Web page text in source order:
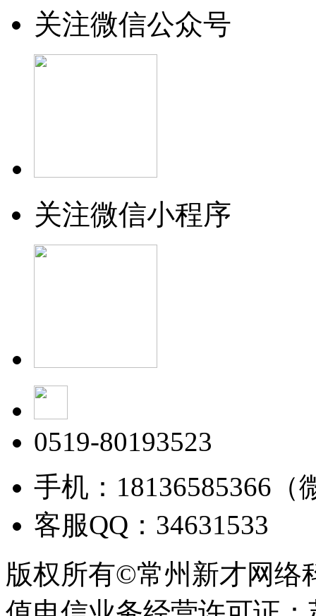
关注微信公众号
关注微信小程序
0519-80193523
手机：18136585366（
客服QQ：34631533
版权所有©常州新才网络